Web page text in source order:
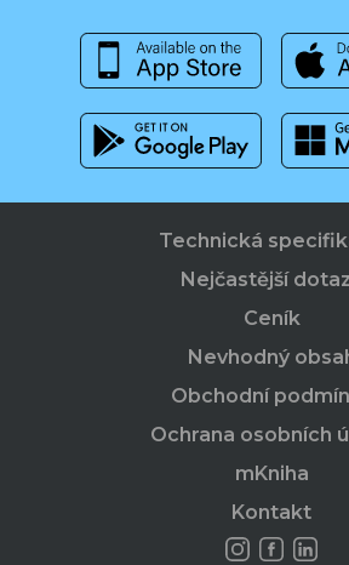
Technická
Nejčastější
Ceník
Nevhodný
Obchodní
Ochrana osobních
mKniha
Kontakt